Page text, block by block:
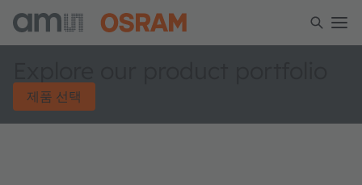
제품 선택